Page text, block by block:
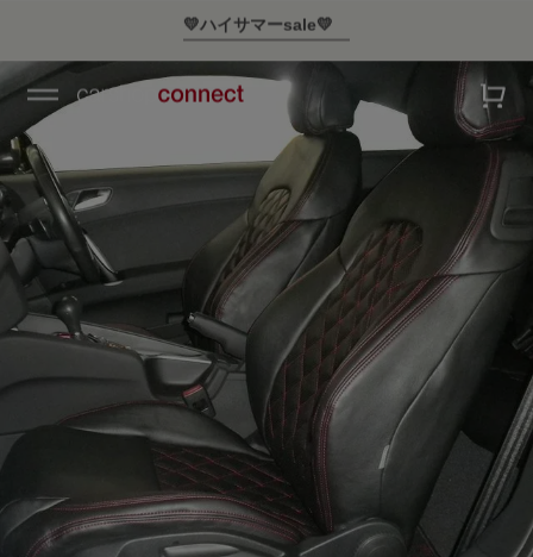
￥10,000以上ご購入で送料無料